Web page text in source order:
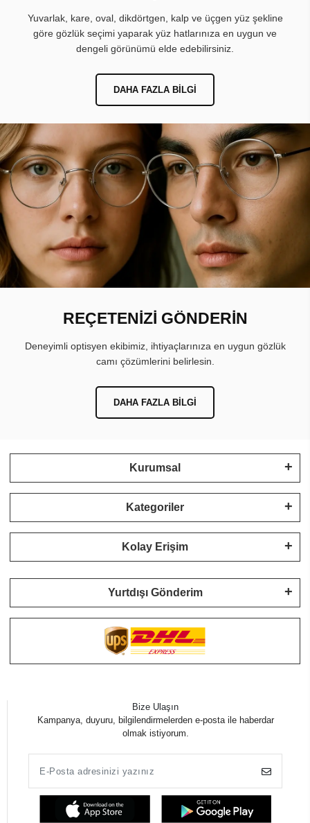
Yuvarlak, kare, oval, dikdörtgen, kalp ve üçgen yüz şekline
göre gözlük seçimi yaparak yüz hatlarınıza en uygun ve
dengeli görünümü elde edebilirsiniz.
DAHA FAZLA BILGI
REÇETENİZİ GÖNDERİN
Deneyimli optisyen ekibimiz, ihtiyaçlarınıza en uygun gözlük
camı çözümlerini belirlesin.
DAHA FAZLA BILGI
Kurumsal
Kategoriler
Kolay Erişim
Yurtdışı Gönderim
Bize Ulaşın
Kampanya, duyuru, bilgilendirmelerden e-posta ile haberdar
olmak istiyorum.